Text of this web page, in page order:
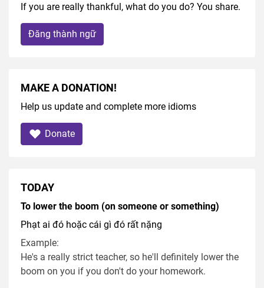
If you are really thankful, what do you do? You share.
Đăng thành ngữ
MAKE A DONATION!
Help us update and complete more idioms
Donate
TODAY
To lower the boom (on someone or something)
Phạt ai đó hoặc cái gì đó rất nặng
Example:
He's a really strict teacher, so he'll definitely lower the
boom on you if you don't do your homework.